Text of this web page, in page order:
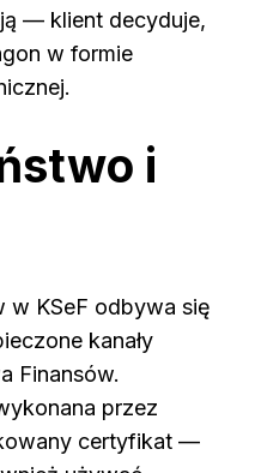
— klient decyduje,
w formie
i
w KSeF odbywa się
kanały
Finansów.
przez
certyfikat —